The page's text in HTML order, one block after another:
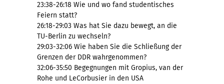
23:38-26:18 Wie und wo fand studentisches
Feiern statt?
26:18-29:03 Was hat Sie dazu bewegt, an die
TU-Berlin zu wechseln?
29:03-32:06 Wie haben Sie die Schließung der
Grenzen der DDR wahrgenommen?
32:06-35:50 Begegnungen mit Gropius, van der
Rohe und LeCorbusier in den USA